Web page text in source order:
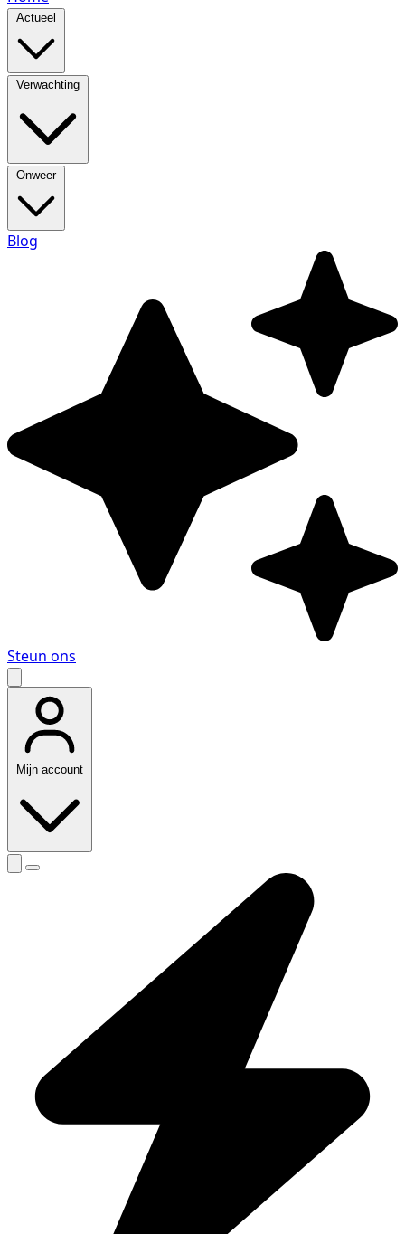
Actueel
Verwachting
Onweer
Blog
Steun ons
Mijn account